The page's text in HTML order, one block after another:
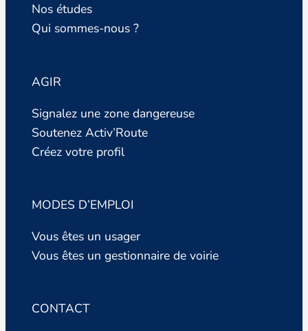
Nos études
Qui sommes-nous ?
AGIR
Signalez une zone dangereuse
Soutenez Activ’Route
Créez votre profil
MODES D’EMPLOI
Vous êtes un usager
Vous êtes un gestionnaire de voirie
CONTACT